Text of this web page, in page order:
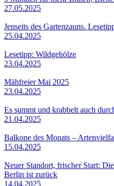
27.05.2025
Jenseits des Gartenzauns.
25.04.2025
Lesetipp: Wildgehölze
23.04.2025
Mähfreier Mai 2025
23.04.2025
Es summt und krabbelt auch
21.04.2025
Balkone des Monats –
15.04.2025
Neuer Standort, frischer Start:
Berlin ist zurück
14.04.2025